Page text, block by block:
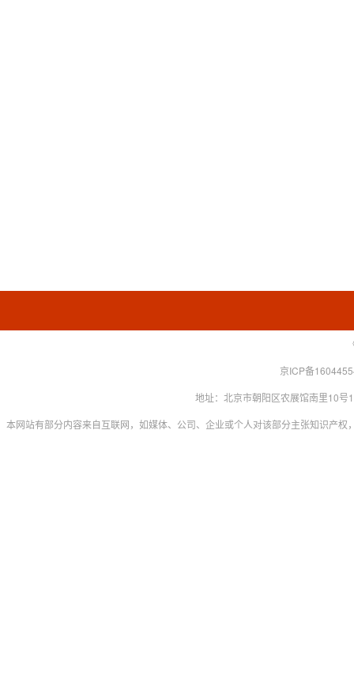
京ICP备
地址：北京市朝阳区农展馆南里10
本网站有部分内容来自互联网，如媒体、公司、企业或个人对该部分主张知识产